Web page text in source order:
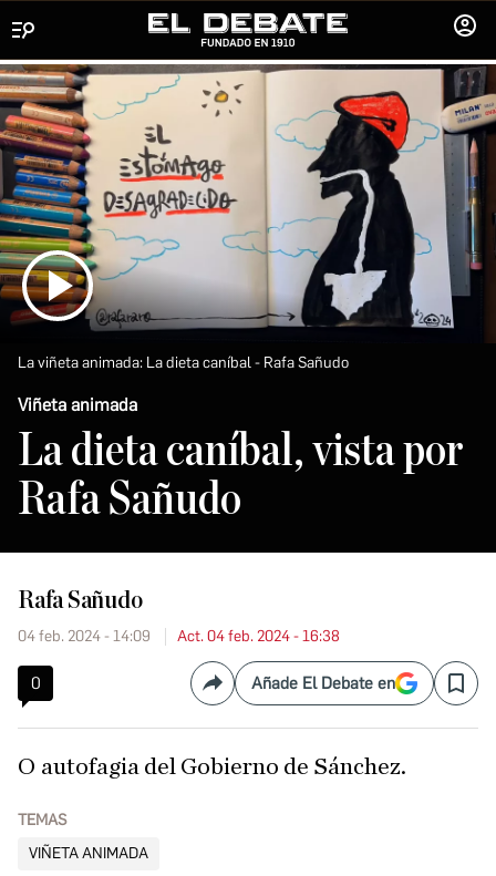
SESIÓN
La viñeta animada: La dieta caníbal Rafa Sañudo
Viñeta animada
La dieta caníbal, vista por
Rafa Sañudo
Rafa Sañudo
04 feb. 2024 - 14:09 Act. 04 feb. 2024 - 16:38
0 CompartirAñade El Debate en Save
O autofagia del Gobierno de Sánchez.
TEMAS
VIÑETA ANIMADA